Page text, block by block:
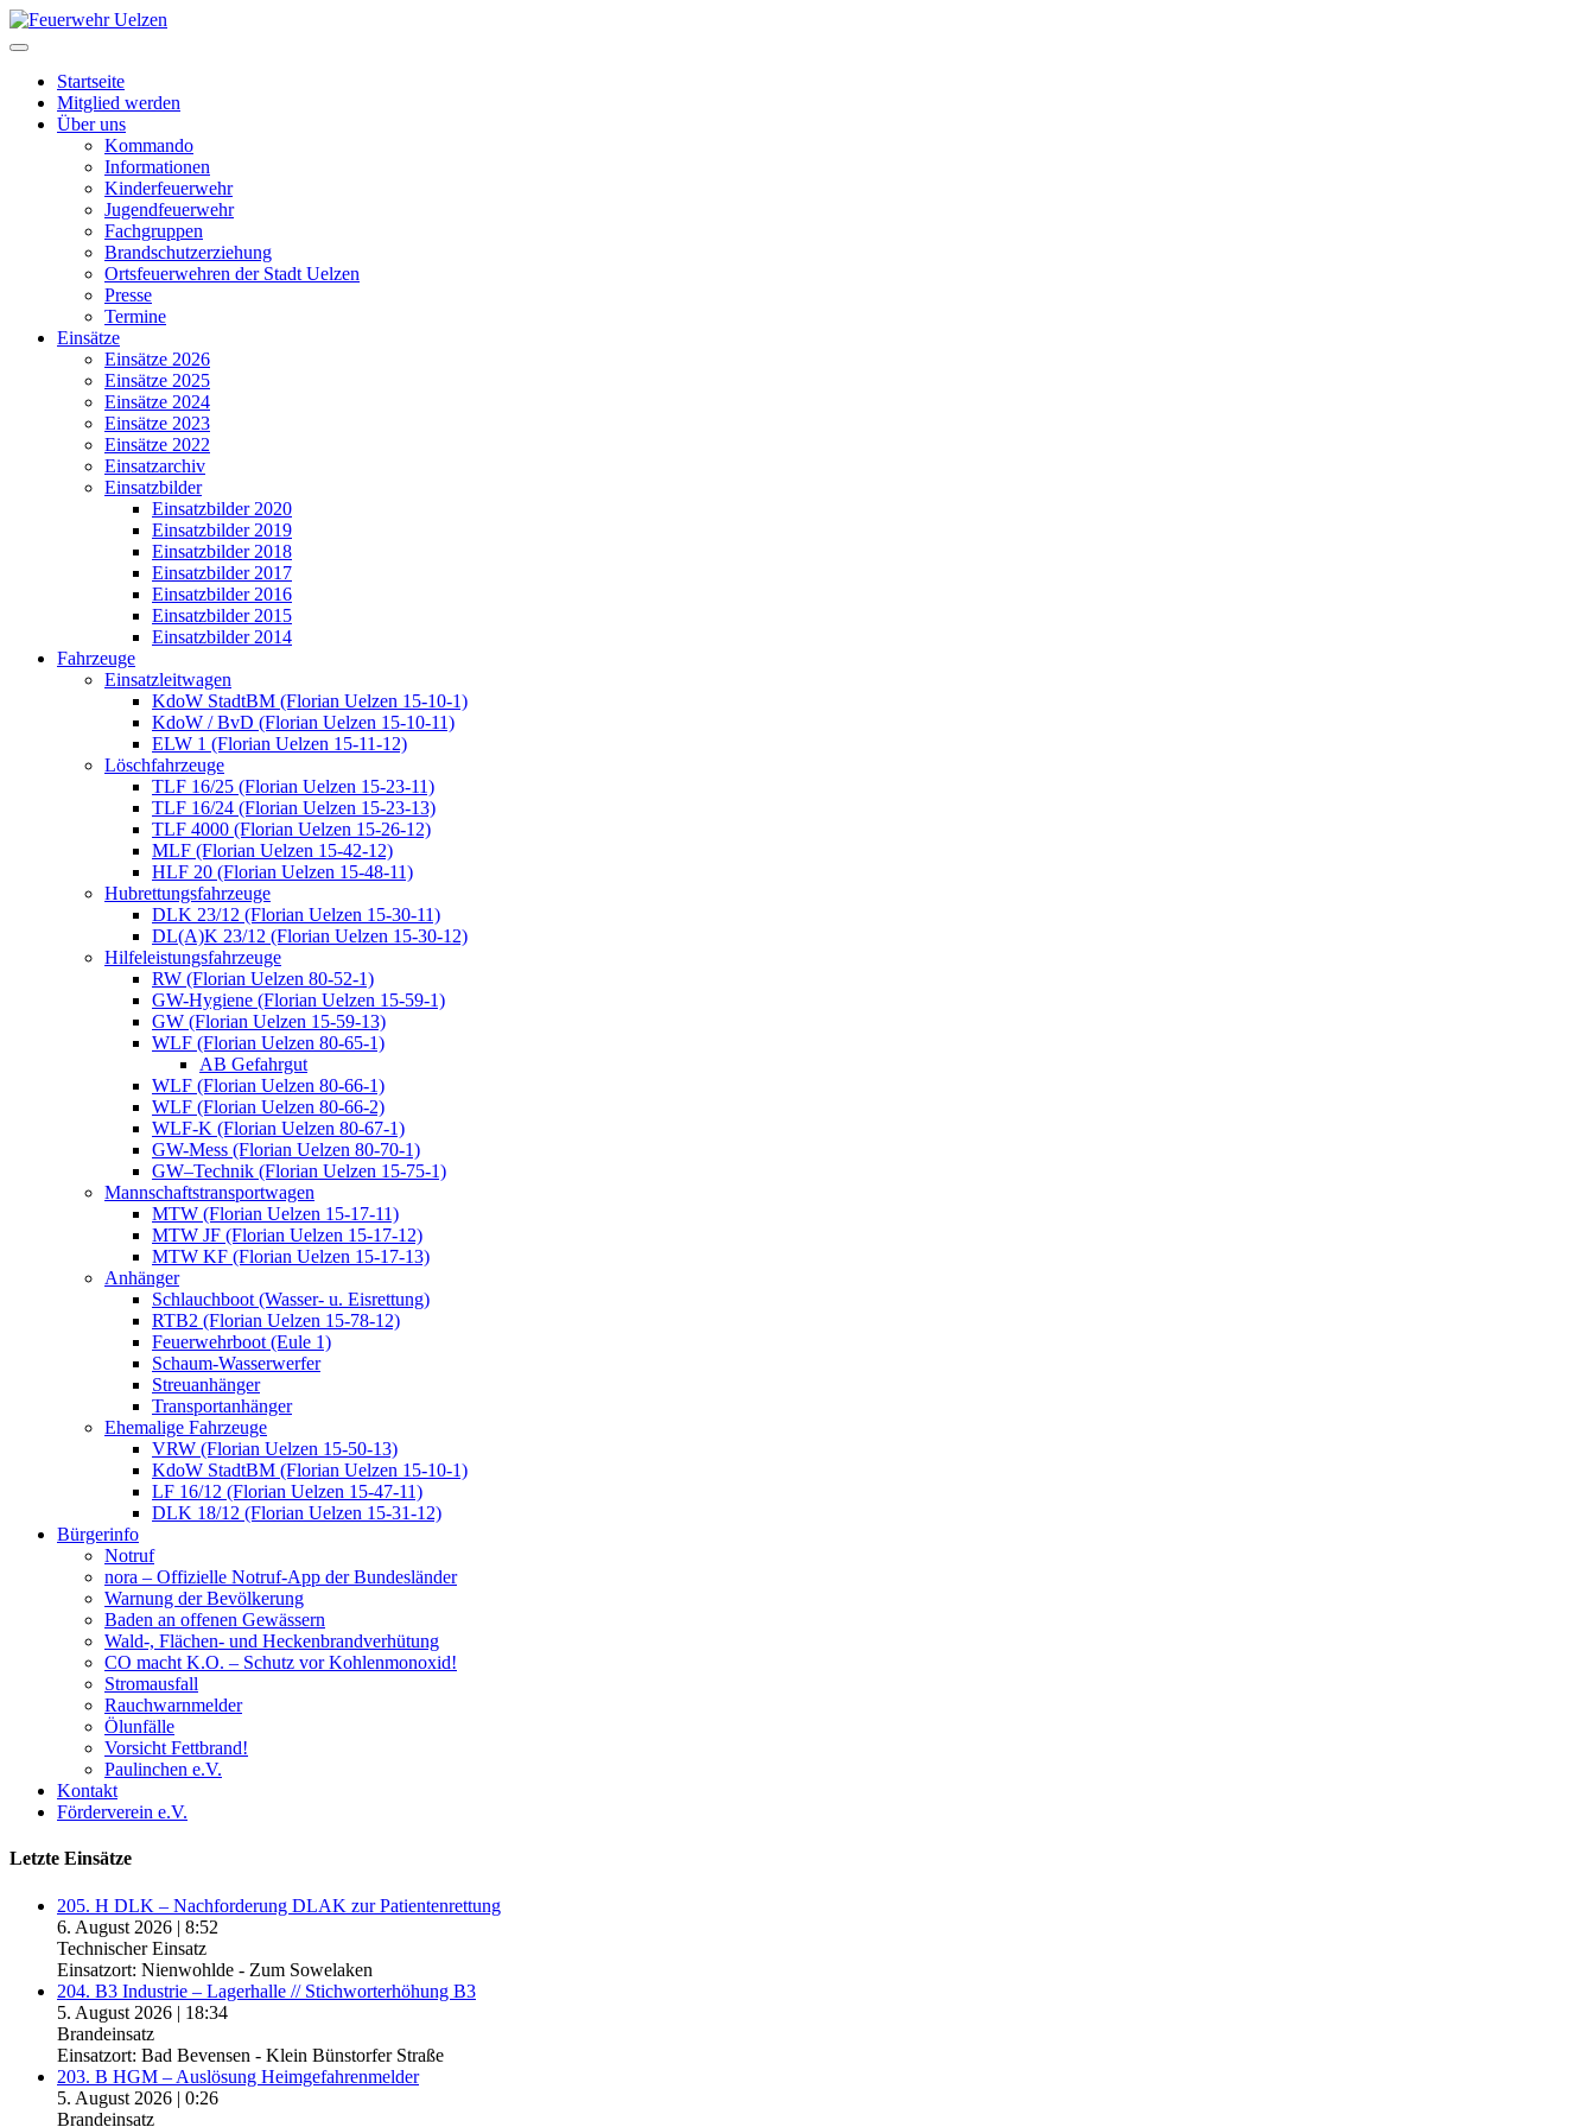
Startseite
Mitglied werden
Über uns
Kommando
Informationen
Kinderfeuerwehr
Jugendfeuerwehr
Fachgruppen
Brandschutzerziehung
Ortsfeuerwehren der Stadt Uelzen
Presse
Termine
Einsätze
Einsätze 2026
Einsätze 2025
Einsätze 2024
Einsätze 2023
Einsätze 2022
Einsatzarchiv
Einsatzbilder
Einsatzbilder 2020
Einsatzbilder 2019
Einsatzbilder 2018
Einsatzbilder 2017
Einsatzbilder 2016
Einsatzbilder 2015
Einsatzbilder 2014
Fahrzeuge
Einsatzleitwagen
KdoW StadtBM (Florian Uelzen 15-10-1)
KdoW / BvD (Florian Uelzen 15-10-11)
ELW 1 (Florian Uelzen 15-11-12)
Löschfahrzeuge
TLF 16/25 (Florian Uelzen 15-23-11)
TLF 16/24 (Florian Uelzen 15-23-13)
TLF 4000 (Florian Uelzen 15-26-12)
MLF (Florian Uelzen 15-42-12)
HLF 20 (Florian Uelzen 15-48-11)
Hubrettungsfahrzeuge
DLK 23/12 (Florian Uelzen 15-30-11)
DL(A)K 23/12 (Florian Uelzen 15-30-12)
Hilfeleistungsfahrzeuge
RW (Florian Uelzen 80-52-1)
GW-Hygiene (Florian Uelzen 15-59-1)
GW (Florian Uelzen 15-59-13)
WLF (Florian Uelzen 80-65-1)
AB Gefahrgut
WLF (Florian Uelzen 80-66-1)
WLF (Florian Uelzen 80-66-2)
WLF-K (Florian Uelzen 80-67-1)
GW-Mess (Florian Uelzen 80-70-1)
GW–Technik (Florian Uelzen 15-75-1)
Mannschaftstransportwagen
MTW (Florian Uelzen 15-17-11)
MTW JF (Florian Uelzen 15-17-12)
MTW KF (Florian Uelzen 15-17-13)
Anhänger
Schlauchboot (Wasser- u. Eisrettung)
RTB2 (Florian Uelzen 15-78-12)
Feuerwehrboot (Eule 1)
Schaum-Wasserwerfer
Streuanhänger
Transportanhänger
Ehemalige Fahrzeuge
VRW (Florian Uelzen 15-50-13)
KdoW StadtBM (Florian Uelzen 15-10-1)
LF 16/12 (Florian Uelzen 15-47-11)
DLK 18/12 (Florian Uelzen 15-31-12)
Bürgerinfo
Notruf
nora – Offizielle Notruf-App der Bundesländer
Warnung der Bevölkerung
Baden an offenen Gewässern
Wald-, Flächen- und Heckenbrandverhütung
CO macht K.O. – Schutz vor Kohlenmonoxid!
Stromausfall
Rauchwarnmelder
Ölunfälle
Vorsicht Fettbrand!
Paulinchen e.V.
Kontakt
Förderverein e.V.
Letzte Einsätze
205. H DLK – Nachforderung DLAK zur Patientenrettung
6. August 2026 | 8:52
Technischer Einsatz
Einsatzort: Nienwohlde - Zum Sowelaken
204. B3 Industrie – Lagerhalle // Stichworterhöhung B3
5. August 2026 | 18:34
Brandeinsatz
Einsatzort: Bad Bevensen - Klein Bünstorfer Straße
203. B HGM – Auslösung Heimgefahrenmelder
5. August 2026 | 0:26
Brandeinsatz